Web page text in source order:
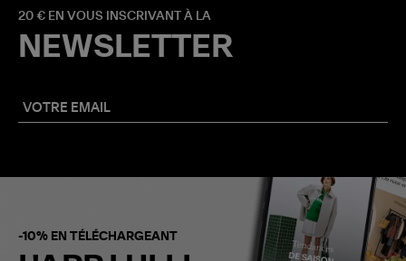
20 € EN VOUS INSCRIVANT À LA
NEWSLETTER
-10% EN TÉLÉCHARGEANT